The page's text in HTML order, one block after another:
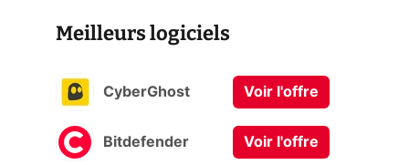
Meilleurs logiciels
CyberGhost Voir l'offre
Bitdefender Voir l'offre